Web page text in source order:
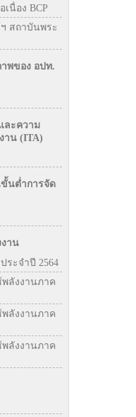
นื่อง BCP
สถาบันพระ
พของ อปท.
ละความ
าน (ITA)
นต่ำการจัด
าน
ระจำปี 2564
พลังงานภาค
พลังงานภาค
พลังงานภาค